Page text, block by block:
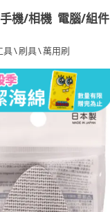
手機/相機 電腦/組件
具\刷具\萬用刷